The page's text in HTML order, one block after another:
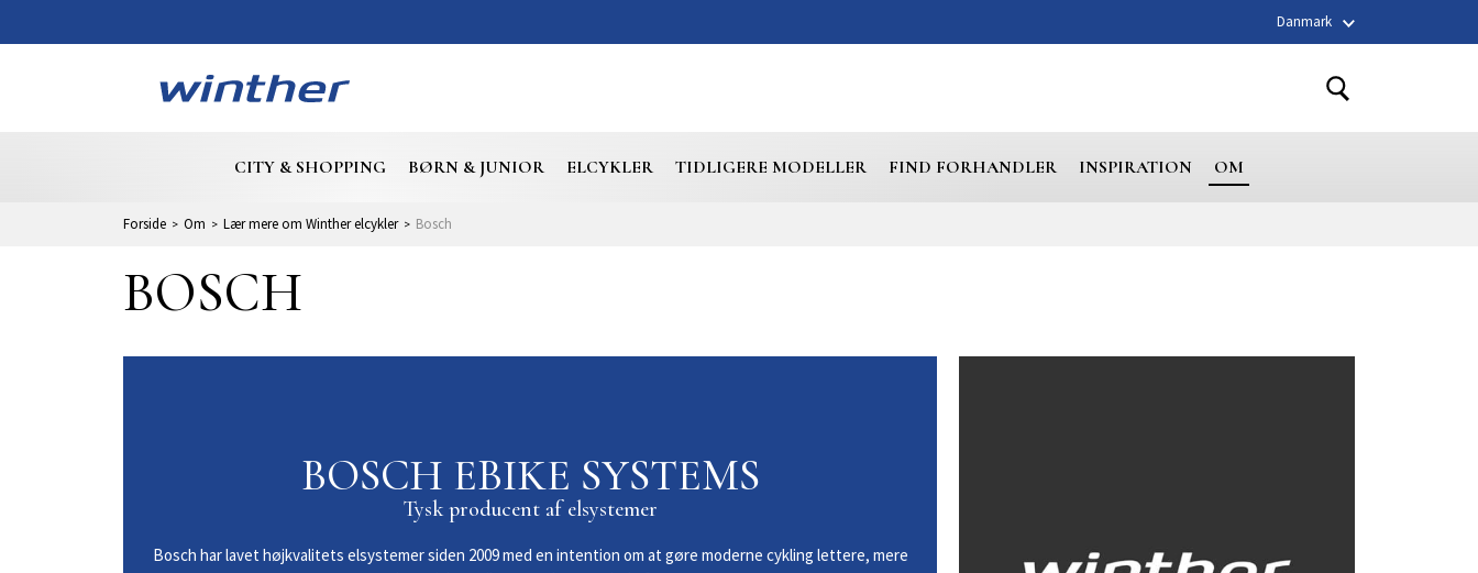
Danmark
CITY & SHOPPING BØRN & JUNIOR ELCYKLER TIDLIGERE MODELLER FIND FORHANDLER INSPIRATION OM
Forside Om Lær mere om Winther elcykler Bosch
BOSCH
BOSCH EBIKE SYSTEMS
Tysk producent af elsystemer
Bosch har lavet højkvalitets elsystemer siden 2009med en intention om at gøre moderne cykling lettere, mere